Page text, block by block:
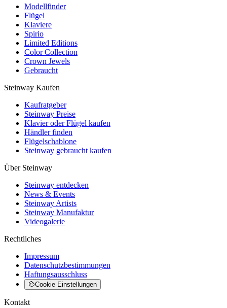
Modellfinder
Flügel
Klaviere
Spirio
Limited Editions
Color Collection
Crown Jewels
Gebraucht
Steinway Kaufen
Kaufratgeber
Steinway Preise
Klavier oder Flügel kaufen
Händler finden
Flügelschablone
Steinway gebraucht kaufen
Über Steinway
Steinway entdecken
News & Events
Steinway Artists
Steinway Manufaktur
Videogalerie
Rechtliches
Impressum
Datenschutzbestimmungen
Haftungsausschluss
Cookie Einstellungen
Kontakt